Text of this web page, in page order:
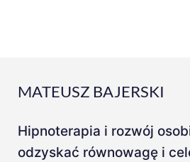
MATEUSZ BAJERSKI
Hipnoterapia i rozwój
odzyskać równowagę i